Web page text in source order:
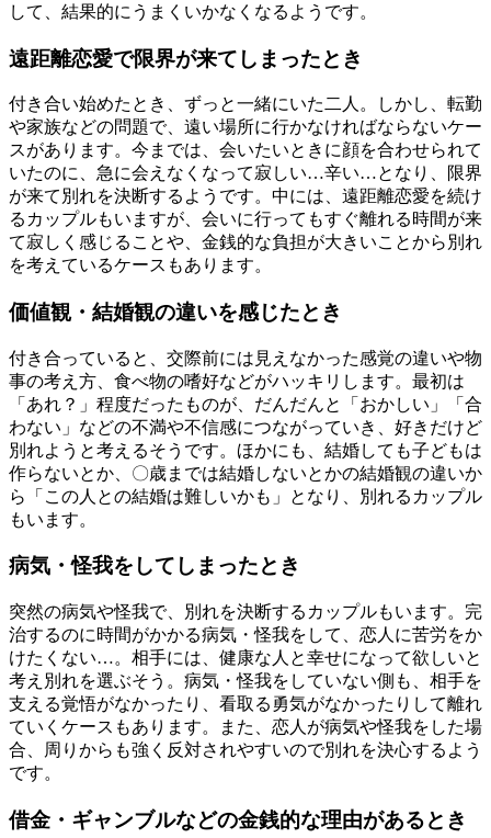
して、結果的にうまくいかなくなるようです。
遠距離恋愛で限界が来てしまったとき
付き合い始めたとき、ずっと一緒にいた二人。しかし、転勤
や家族などの問題で、遠い場所に行かなければならないケー
スがあります。今までは、会いたいときに顔を合わせられて
いたのに、急に会えなくなって寂しい…辛い…となり、限界
が来て別れを決断するようです。中には、遠距離恋愛を続け
るカップルもいますが、会いに行ってもすぐ離れる時間が来
て寂しく感じることや、金銭的な負担が大きいことから別れ
を考えているケースもあります。
価値観・結婚観の違いを感じたとき
付き合っていると、交際前には見えなかった感覚の違いや物
事の考え方、食べ物の嗜好などがハッキリします。最初は
「あれ？」程度だったものが、だんだんと「おかしい」「合
わない」などの不満や不信感につながっていき、好きだけど
別れようと考えるそうです。ほかにも、結婚しても子どもは
作らないとか、〇歳までは結婚しないとかの結婚観の違いか
ら「この人との結婚は難しいかも」となり、別れるカップル
もいます。
病気・怪我をしてしまったとき
突然の病気や怪我で、別れを決断するカップルもいます。完
治するのに時間がかかる病気・怪我をして、恋人に苦労をか
けたくない…。相手には、健康な人と幸せになって欲しいと
考え別れを選ぶそう。病気・怪我をしていない側も、相手を
支える覚悟がなかったり、看取る勇気がなかったりして離れ
ていくケースもあります。また、恋人が病気や怪我をした場
合、周りからも強く反対されやすいので別れを決心するよう
です。
借金・ギャンブルなどの金銭的な理由があるとき